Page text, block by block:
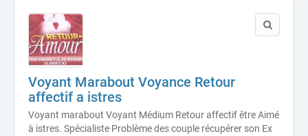
Voyant Marabout Voyance Retour
affectif a istres
Voyant marabout Voyant Médium Retour affectif être Aimé
à istres. Spécialiste Problème des couple récupérer son Ex